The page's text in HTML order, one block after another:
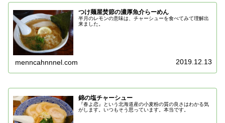
つけ麺屋焚節の濃厚魚介らーめん
半月のレモンの意味は、チャーシューを食べてみて理解出
来ました。
menncahnnnel.com 2019.12.13
錦の塩チャーシュー
『春よ恋』という北海道産の小麦粉の質の良さはわかる気
がします。いつもそう思っています。本当です。